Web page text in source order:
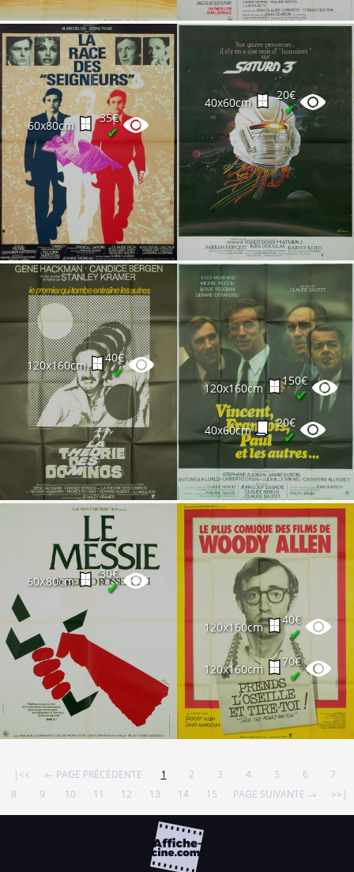
60x80cm
35€
✔
40x60cm
20€
✔
120x160cm
40€
✔
120x160cm
150€
✔
40x60cm
20€
✔
60X80cm
30€
✔
120x160cm
40€
✔
120x160cm
70€
✔
|<< ← PAGE PRÉCÉDENTE 1 2 3 4 5 6
7
8
9 10 11 12 13 14 15 PAGE SUIVANTE → >>|